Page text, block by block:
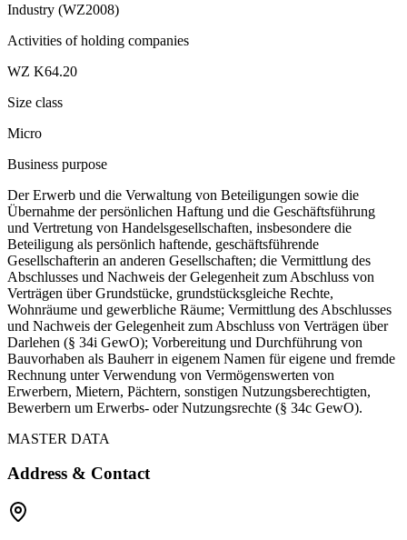
Industry (WZ2008)
Activities of holding companies
WZ K64.20
Size class
Micro
Business purpose
Der Erwerb und die Verwaltung von Beteiligungen sowie die
Übernahme der persönlichen Haftung und die Geschäftsführung
und Vertretung von Handelsgesellschaften, insbesondere die
Beteiligung als persönlich haftende, geschäftsführende
Gesellschafterin an anderen Gesellschaften; die Vermittlung des
Abschlusses und Nachweis der Gelegenheit zum Abschluss von
Verträgen über Grundstücke, grundstücksgleiche Rechte,
Wohnräume und gewerbliche Räume; Vermittlung des Abschlusses
und Nachweis der Gelegenheit zum Abschluss von Verträgen über
Darlehen (§ 34i GewO); Vorbereitung und Durchführung von
Bauvorhaben als Bauherr in eigenem Namen für eigene und fremde
Rechnung unter Verwendung von Vermögenswerten von
Erwerbern, Mietern, Pächtern, sonstigen Nutzungsberechtigten,
Bewerbern um Erwerbs- oder Nutzungsrechte (§ 34c GewO).
MASTER DATA
Address & Contact